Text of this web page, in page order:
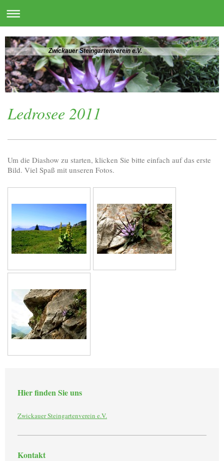
Zwickauer Steingartenverein e.V.
Ledrosee 2011
Um die Diashow zu starten, klicken Sie bitte einfach auf das erste
Bild. Viel Spaß mit unseren Fotos.
Hier finden Sie uns
Zwickauer Steingartenverein e.V.
Kontakt